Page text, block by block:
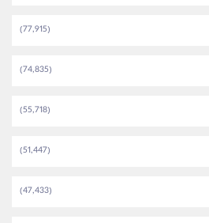
(77,915)
(74,835)
(55,718)
(51,447)
(47,433)